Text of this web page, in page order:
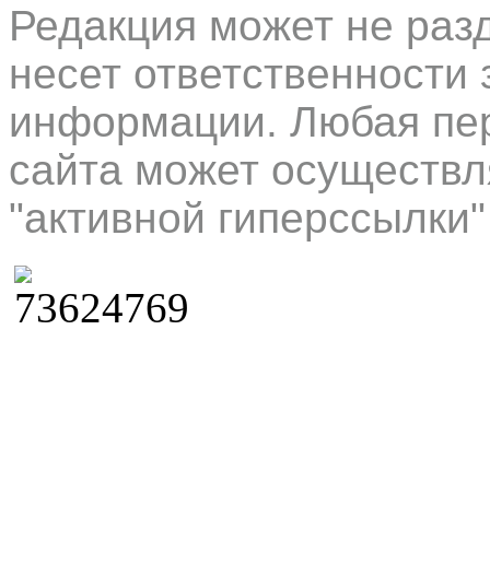
Редакция может не
несет
информации. Любая
сайта может
"активной